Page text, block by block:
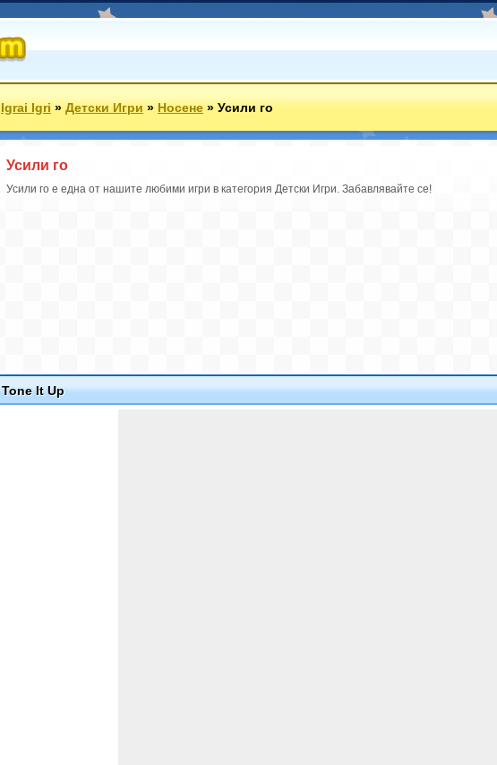
Igrai Igri»Детски Игри»Носене»Усили го
Усили го
Усили го е една от нашите любими игри в категория Детски Игри. Забавлявайте се!
Tone It Up